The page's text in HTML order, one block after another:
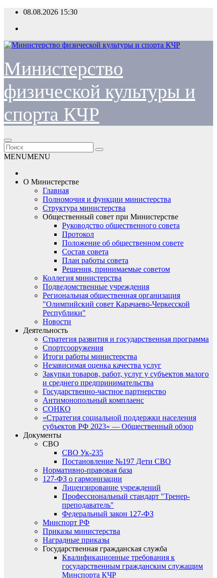
Перейти
содержимому
08.08.2026 15:30
Министерство
физической культуры и
спорта КЧР
MENUMENU
О Министерстве
Главная
Полномочия и функции министерства
Структура министерства
Общественный совет при Министерстве
Руководство общественного совета
Протокол
Положение об общественном совете
Состав совета
План работы совета
Решения, принимаемые советом
Коллегия министерства
Подведомственные учреждения
Региональная общественная организация
"Олимпийский совет Карачаево-Черкесской
Республики"
Новости
Деятельность
Стратегия развития и государственная программа
Спортсооружения
Итоги работы министерства
Независимая оценка качества услуг
Закупки товаров, работ, услуг у субъектов малого
и среднего предпринимательства
Государственно-частное партнерство
Антимонопольный комплаенс
СОНКО
«Стратегия социальной поддержки населения
субъектов РФ 2023» — Общественный обзор
Документы
СВО
СВО Ук-235
Постановление №197 Дети СВО
Нормативно-правовая база
127-ФЗ о гармонизации
Лицензирование учреждений
Профессиональный стандарт "Тренер-
преподаватель"
Федеральный закон 127-ФЗ
Минспорт РФ
Приказы министерства
Наградные приказы
Государственная гражданская служба
Квалификационные требования к
государственным гражданским служащим
Минспорта КЧР